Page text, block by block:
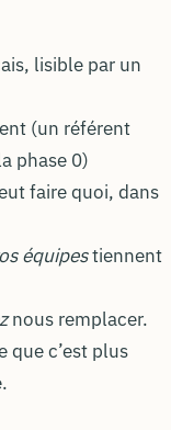
lisible par un
(un référent
phase 0)
faire quoi, dans
équipestiennent
nous remplacer.
que c’est plus